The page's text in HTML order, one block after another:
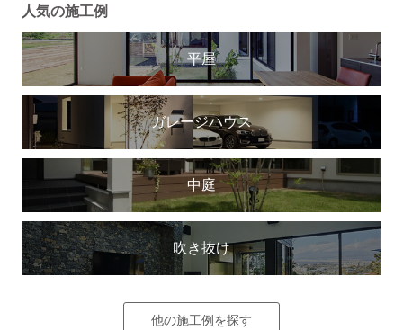
人気の施工例
平屋
ガレージハウス
中庭
吹き抜け
他の施工例を探す